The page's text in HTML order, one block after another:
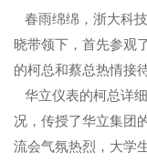
春雨绵绵，浙大科
晓带领下，首先参观
的柯总和蔡总热情接
华立仪表的柯总详
况，传授了华立集团
流会气氛热烈，大学